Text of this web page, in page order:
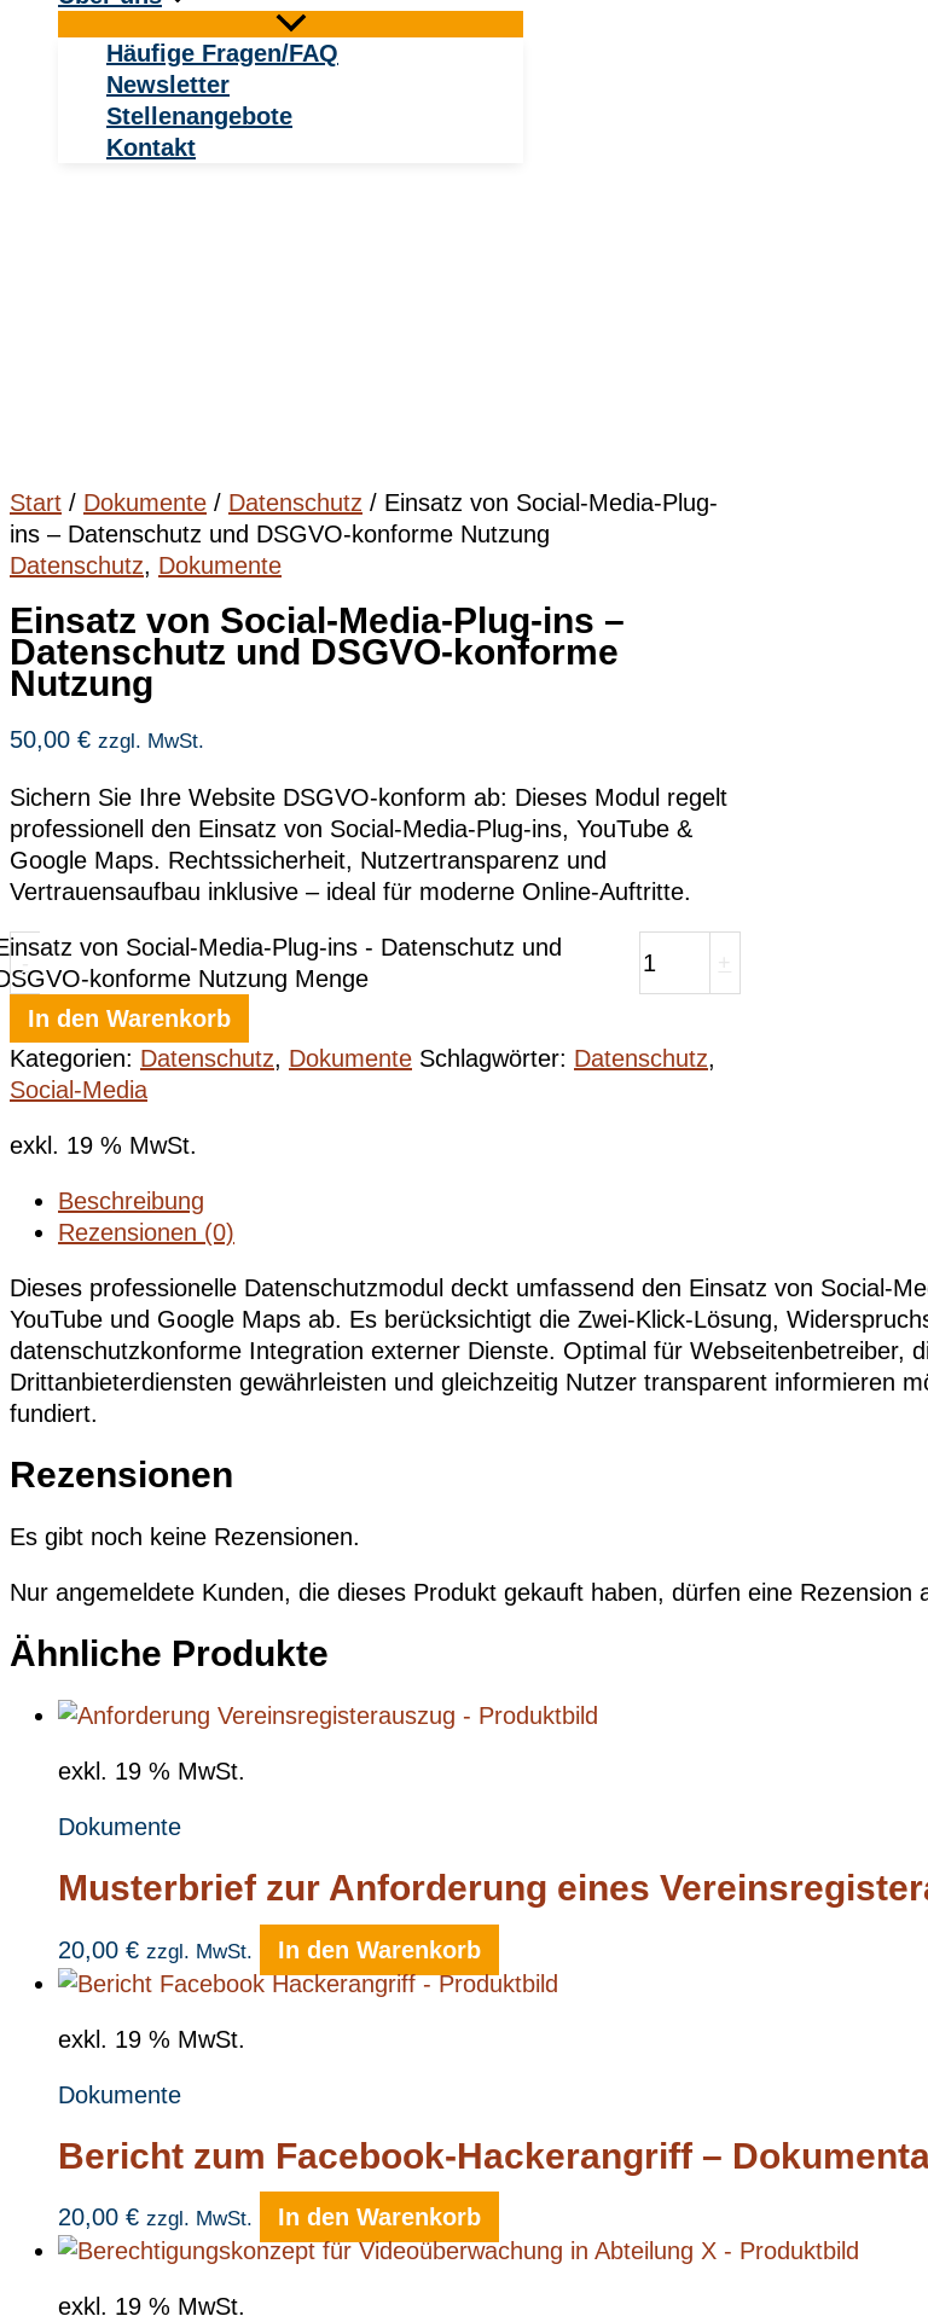
Häufige Fragen/FAQ
Newsletter
Stellenangebote
Kontakt
Start / Dokumente / Datenschutz / Einsatz von Social-Media-Plug-
ins – Datenschutz und DSGVO-konforme Nutzung
Datenschutz, Dokumente
Einsatz von Social-Media-Plug-ins –
Datenschutz und DSGVO-konforme
Nutzung
50,00 € zzgl. MwSt.
Sichern Sie Ihre Website DSGVO-konform ab: Dieses Modul regelt
professionell den Einsatz von Social-Media-Plug-ins, YouTube &
Google Maps. Rechtssicherheit, Nutzertransparenz und
Vertrauensaufbau inklusive – ideal für moderne Online-Auftritte.
-
von Social-Media-Plug-ins - Datenschutz und
konforme Nutzung Menge
In den Warenkorb
Kategorien: Datenschutz, Dokumente Schlagwörter: Datenschutz,
Social-Media
exkl. 19 % MwSt.
Beschreibung
Rezensionen (0)
Dieses professionelle Datenschutzmodul deckt umfassend den Einsatz von Social-
YouTube und Google Maps ab. Es berücksichtigt die Zwei-Klick-Lösung,
datenschutzkonforme Integration externer Dienste. Optimal für Webseitenbetreiber,
Drittanbieterdiensten gewährleisten und gleichzeitig Nutzer transparent informieren
fundiert.
Rezensionen
Es gibt noch keine Rezensionen.
Nur angemeldete Kunden, die dieses Produkt gekauft haben, dürfen eine Rezension
Ähnliche Produkte
exkl. 19 % MwSt.
Dokumente
Musterbrief zur Anforderung eines
20,00 € zzgl. MwSt. In den Warenkorb
exkl. 19 % MwSt.
Dokumente
Bericht zum Facebook-Hackerangriff –
20,00 € zzgl. MwSt. In den Warenkorb
exkl. 19 % MwSt.